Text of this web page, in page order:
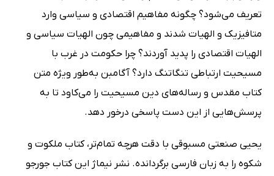
تعریف می‌شود؟ چگونه مفاهیم اقتصادی و سیاسی وارد
متافیزیک و الهیات شدند و مفاهیمی چون الهیات سیاسی و
الهیات اقتصادی را پدید آوردند؟ چرا حکومت در غرب با
مسیحیت ارتباطی تنگاتنگ دارد؟ آگامبن به‌طور ویژه متن
کتاب مقدس و رساله‌های دین مسیحیت را می‌کاود تا به
پرسش‌‌هایی از این دست پاسخی درخور دهد.
یحیی صنعتی مسبوقی با دقت هرچه تمام‌تر، کتاب ملکوت و
شکوه را به زبان فارسی برگردانده. نشر نیماژ این کتاب جورجو